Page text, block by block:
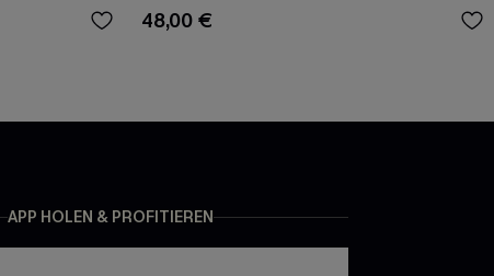
48,00 €
APP HOLEN & PROFITIEREN